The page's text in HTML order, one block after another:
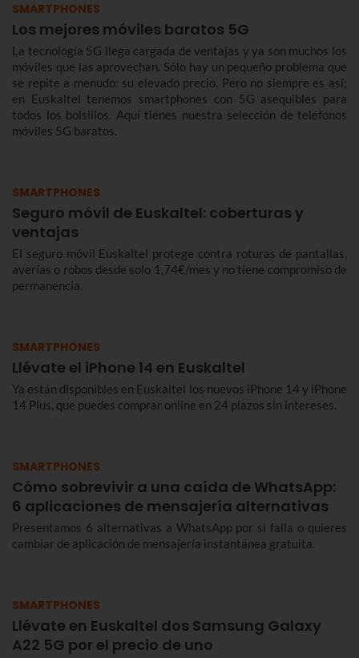
SMARTPHONES
Los mejores móviles baratos 5G
La tecnología 5G llega cargada de ventajas y ya son muchos los
móviles que las aprovechan. Sólo hay un pequeño problema que
se repite a menudo: su elevado precio. Pero no siempre es así;
en Euskaltel tenemos smartphones con 5G asequibles para
todos los bolsillos. Aquí tienes nuestra selección de teléfonos
móviles 5G baratos.
SMARTPHONES
Seguro móvil de Euskaltel: coberturas y
ventajas
El seguro móvil Euskaltel protege contra roturas de pantallas,
averías o robos desde solo 1,74€/mes y no tiene compromiso de
permanencia.
SMARTPHONES
Llévate el iPhone 14 en Euskaltel
Ya están disponibles en Euskaltel los nuevos iPhone 14 y iPhone
14 Plus, que puedes comprar online en 24 plazos sin intereses.
SMARTPHONES
Cómo sobrevivir a una caída de WhatsApp:
6 aplicaciones de mensajería alternativas
Presentamos 6 alternativas a WhatsApp por si falla o quieres
cambiar de aplicación de mensajería instantánea gratuita.
SMARTPHONES
Llévate en Euskaltel dos Samsung Galaxy
A22 5G por el precio de uno